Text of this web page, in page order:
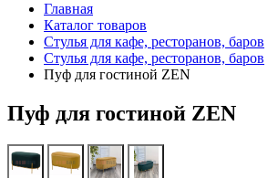
Главная
Каталог товаров
Стулья для кафе, ресторанов, баров
Стулья для кафе, ресторанов, баров
Пуф для гостиной ZEN
Пуф для гостиной ZEN